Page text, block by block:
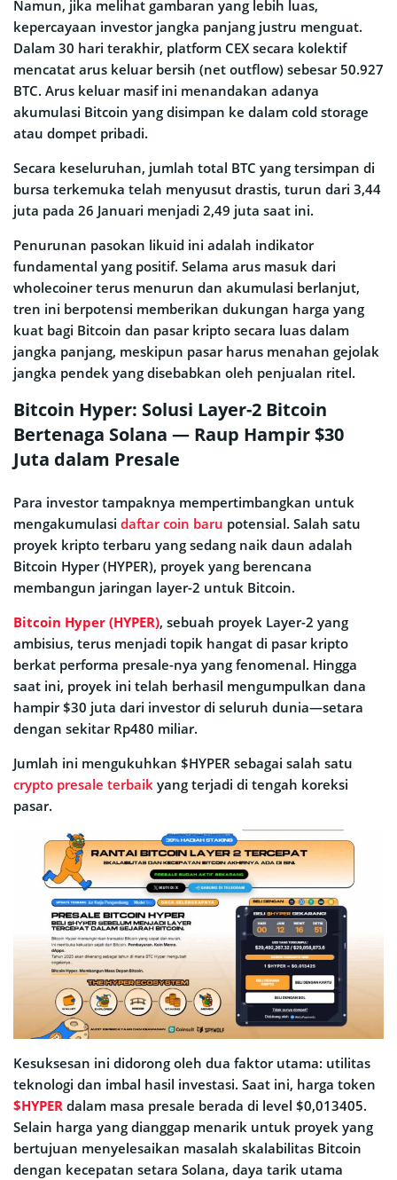
Namun, jika melihat gambaran yang lebih luas,
kepercayaan investor jangka panjang justru menguat.
Dalam 30 hari terakhir, platform CEX secara kolektif
mencatat arus keluar bersih (net outflow) sebesar 50.927
BTC. Arus keluar masif ini menandakan adanya
akumulasi Bitcoin yang disimpan ke dalam cold storage
atau dompet pribadi.
Secara keseluruhan, jumlah total BTC yang tersimpan di
bursa terkemuka telah menyusut drastis, turun dari 3,44
juta pada 26 Januari menjadi 2,49 juta saat ini.
Penurunan pasokan likuid ini adalah indikator
fundamental yang positif. Selama arus masuk dari
wholecoiner terus menurun dan akumulasi berlanjut,
tren ini berpotensi memberikan dukungan harga yang
kuat bagi Bitcoin dan pasar kripto secara luas dalam
jangka panjang, meskipun pasar harus menahan gejolak
jangka pendek yang disebabkan oleh penjualan ritel.
Bitcoin Hyper: Solusi Layer-2 Bitcoin
Bertenaga Solana — Raup Hampir $30
Juta dalam Presale
Para investor tampaknya mempertimbangkan untuk
mengakumulasi daftar coin baru potensial. Salah satu
proyek kripto terbaru yang sedang naik daun adalah
Bitcoin Hyper (HYPER), proyek yang berencana
membangun jaringan layer-2 untuk Bitcoin.
Bitcoin Hyper (HYPER), sebuah proyek Layer-2 yang
ambisius, terus menjadi topik hangat di pasar kripto
berkat performa presale-nya yang fenomenal. Hingga
saat ini, proyek ini telah berhasil mengumpulkan dana
hampir $30 juta dari investor di seluruh dunia—setara
dengan sekitar Rp480 miliar.
Jumlah ini mengukuhkan $HYPER sebagai salah satu
crypto presale terbaik yang terjadi di tengah koreksi
pasar.
Kesuksesan ini didorong oleh dua faktor utama: utilitas
teknologi dan imbal hasil investasi. Saat ini, harga token
$HYPER dalam masa presale berada di level $0,013405.
Selain harga yang dianggap menarik untuk proyek yang
bertujuan menyelesaikan masalah skalabilitas Bitcoin
dengan kecepatan setara Solana, daya tarik utama